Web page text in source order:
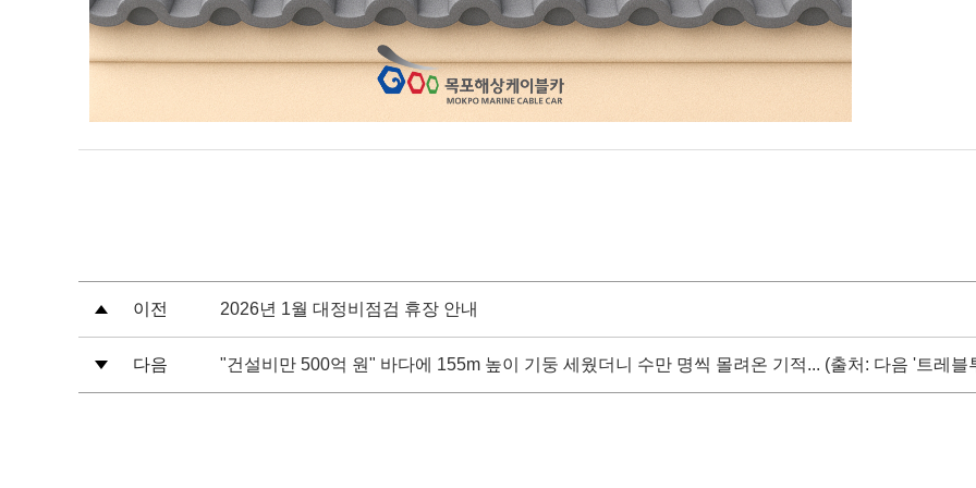
이전 2026년 1월 대정비점검 휴장 안내
다음 "건설비만 500억 원" 바다에 155m 높이 기둥 세웠더니 수만 명씩 몰려온 기적... (출처: 다음 '트레블